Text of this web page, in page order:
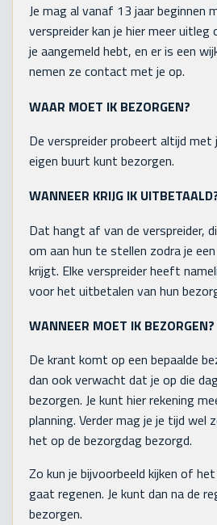
Je mag al vanaf 13 jaar beginnen
verspreider kan je hier meer uitleg
je aangemeld hebt, en er is een
nemen ze contact met je op.
WAAR MOET IK BEZORGEN?
De verspreider probeert altijd met
eigen buurt kunt bezorgen.
WANNEER KRIJG IK
Dat hangt af van de verspreider,
om aan hun te stellen zodra je
krijgt. Elke verspreider heeft
voor het uitbetalen van hun
WANNEER MOET IK BEZORGEN?
De krant komt op een bepaalde
dan ook verwacht dat je op die
bezorgen. Je kunt hier rekening
planning. Verder mag je je tijd wel
het op de bezorgdag bezorgd.
Zo kun je bijvoorbeeld kijken of
gaat regenen. Je kunt dan na de
bezorgen.